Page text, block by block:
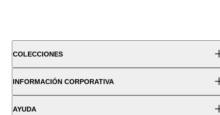
COLECCIONES
INFORMACIÓN CORPORATIVA
AYUDA